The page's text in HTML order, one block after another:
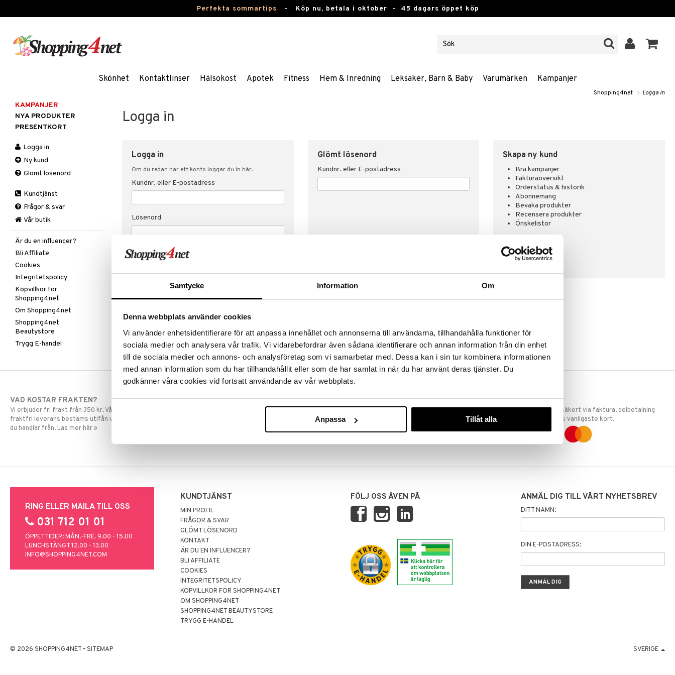
Samtycke Information Om
Denna webbplats använder cookies
Vi använder enhetsidentifierare för att anpassa innehållet och annonserna till användarna, tillhandahålla funktioner för
sociala medier och analysera vår trafik. Vi vidarebefordrar även sådana identifierare och annan information från din enhet
till de sociala medier och annons- och analysföretag som vi samarbetar med. Dessa kan i sin tur kombinera informationen
med annan information som du har tillhandahållit eller som de har samlat in när du har använt deras tjänster. Du
godkänner våra cookies vid fortsatt användande av vår webbplats.
Anpassa Tillåt alla
Perfekta sommartips - Köp nu, betala i oktober - 45 dagars öppet köp
Skönhet Kontaktlinser Hälsokost Apotek Fitness Hem & Inredning Leksaker, Barn & Baby Varumärken Kampanjer
Shopping4net » Logga in
Logga in
Logga in
Om du redan har ett konto loggar du in här.
Kundnr. eller E-postadress
Lösenord
Glömt lösenord
Kundnr. eller E-postadress
Skapa ny kund
Bra kampanjer
Fakturaöversikt
Orderstatus & historik
Abonnemang
Bevaka produkter
Recensera produkter
Önskelistor
SKAPA KUND
KAMPANJER
NYA PRODUKTER
PRESENTKORT
Logga in
Ny kund
Glömt lösenord
Kundtjänst
Frågor & svar
Vår butik
Är du en influencer?
Bli Affiliate
Cookies
Integritetspolicy
Köpvillkor för
Shopping4net
Om Shopping4net
Shopping4net
Beautystore
Trygg E-handel
VAD KOSTAR FRAKTEN?
Vi erbjuder fri frakt från 350 kr. Vår gräns för
fraktfri leverans bestäms utifån vilken avdelning
du handlar från. Läs mer här »
SNABBA LEVERANSER
Beställningar lagda före 14:00 (gäller varor i lager)
GODKÄND AV LÄKEMEDELSVERKET
EU-logotypen är symbolen som visar att vi är
godkända av Läkemedelsverket gällande
TRYGGA KÖP
Handla tryggt & säkert via faktura, delbetalning
eller marknadens vanligaste kort.
RING ELLER MAILA TILL OSS
031 712 01 01
ÖPPETTIDER: MÅN.-FRE. 9.00 - 15.00
LUNCHSTÄNGT 12.00 - 13.00
INFO@SHOPPING4NET.COM
KUNDTJÄNST
MIN PROFIL
FRÅGOR & SVAR
GLÖMT LÖSENORD
KONTAKT
ÄR DU EN INFLUENCER?
BLI AFFILIATE
COOKIES
INTEGRITETSPOLICY
KÖPVILLKOR FÖR SHOPPING4NET
OM SHOPPING4NET
SHOPPING4NET BEAUTYSTORE
TRYGG E-HANDEL
FÖLJ OSS ÄVEN PÅ ANMÄL DIG TILL VÅRT NYHETSBREV
DITT NAMN:
DIN E-POSTADRESS:
© 2026 SHOPPING4NET • SITEMAP SVERIGE